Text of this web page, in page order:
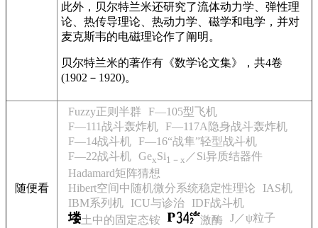
此外，贝尔特兰米还研究了流体动力学、弹性理
论、热传导理论、热动力学、磁学和电学，并对
麦克斯韦的电磁理论作了阐明。
贝尔特兰米的著作有《数学论文集》，共4卷
(1902－1920)。
随便看
Fuzzy正则半群
F—105型飞机
F—111战斗轰炸机
F—117A隐身战斗轰炸机
F—14战斗机
F—16“战隼”轻型战斗机
F—22战斗机 GexSi1－x ／Si异质结器件
Hadamard矩阵猜想
Hibert空间中随机微分系统稳定性理论
IAS机
IBM系列机
ICU与诊治
IDF战斗机
土中的固定态铵
激酶
J／ψ粒子